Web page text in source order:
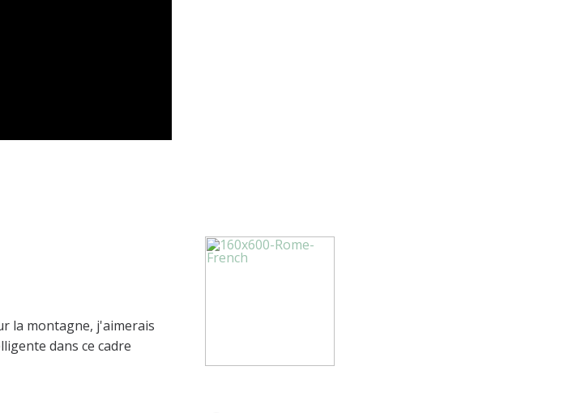
la montagne, j'aimerais
dans ce cadre